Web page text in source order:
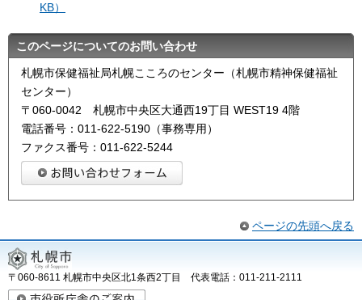
KB）
このページについてのお問い合わせ
札幌市保健福祉局札幌こころのセンター（札幌市精神保健福祉
センター）
〒060-0042 札幌市中央区大通西19丁目 WEST19 4階
電話番号：011-622-5190（事務専用）
ファクス番号：011-622-5244
ページの先頭へ戻る
〒060-8611 札幌市中央区北1条西2丁目 代表電話：011-211-2111